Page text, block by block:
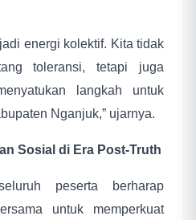
energi kolektif. Kita tidak
toleransi, tetapi juga
langkah untuk
Nganjuk,” ujarnya.
Sosial di Era Post-Truth
peserta berharap
untuk memperkuat